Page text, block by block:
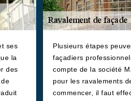
ses
la
des
Plusieurs étapes
façadiers
compte de la société
pour les ravalements
commencer, il faut